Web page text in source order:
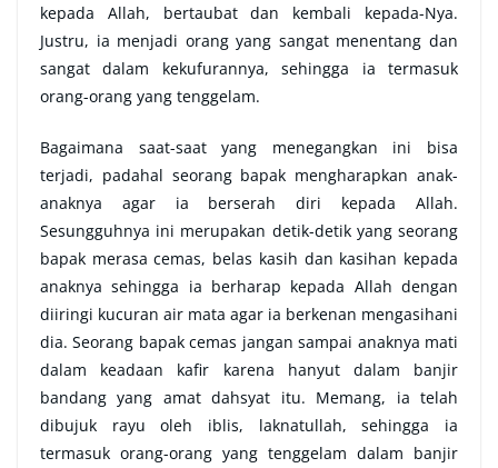
kepada Allah, bertaubat dan kembali kepada-Nya.
Justru, ia menjadi orang yang sangat menentang dan
sangat dalam kekufurannya, sehingga ia termasuk
orang-orang yang tenggelam.
Bagaimana saat-saat yang menegangkan ini bisa
terjadi, padahal seorang bapak mengharapkan anak-
anaknya agar ia berserah diri kepada Allah.
Sesungguhnya ini merupakan detik-detik yang seorang
bapak merasa cemas, belas kasih dan kasihan kepada
anaknya sehingga ia berharap kepada Allah dengan
diiringi kucuran air mata agar ia berkenan mengasihani
dia. Seorang bapak cemas jangan sampai anaknya mati
dalam keadaan kafir karena hanyut dalam banjir
bandang yang amat dahsyat itu. Memang, ia telah
dibujuk rayu oleh iblis, laknatullah, sehingga ia
termasuk orang-orang yang tenggelam dalam banjir